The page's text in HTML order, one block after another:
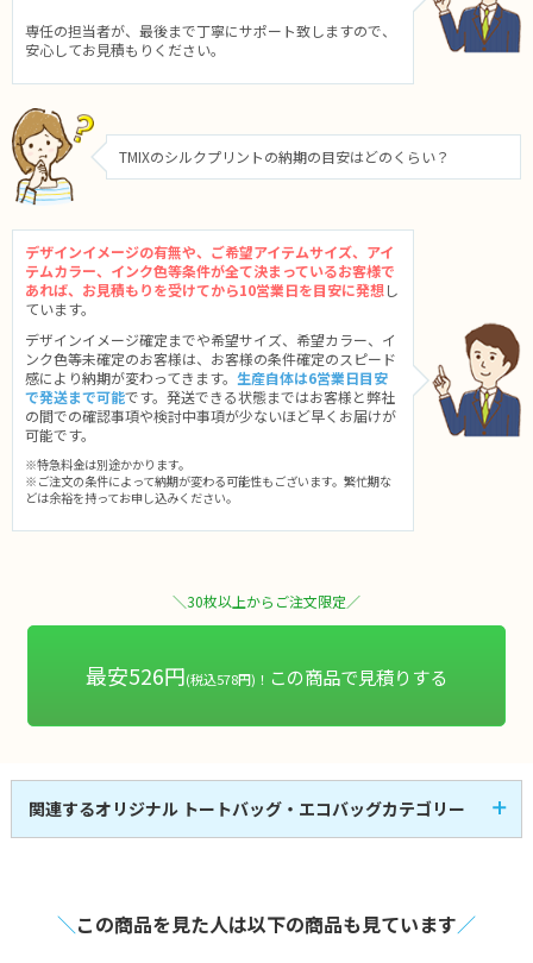
専任の担当者が、最後まで丁寧にサポート致しますので、
安心してお見積もりください。
TMIXのシルクプリントの納期の目安はどのくらい？
デザインイメージの有無や、ご希望アイテムサイズ、アイ
テムカラー、インク色等条件が全て決まっているお客様で
あれば、お見積もりを受けてから10営業日を目安に発想 し
ています。
デザインイメージ確定までや希望サイズ、希望カラー、イ
ンク色等未確定のお客様は、お客様の条件確定のスピード
感により納期が変わってきます。 生産自体は6営業日目安
で発送まで可能です。発送できる状態まではお客様と弊社
の間での確認事項や検討中事項が少ないほど早くお届けが
可能です。
※特急料金は別途かかります。
※ご注文の条件によって納期が変わる可能性もございます。繁忙期な
どは余裕を持ってお申し込みください。
＼30枚以上からご注文限定／
最安526円(税込578円)！ この商品で見積りする
関連するオリジナル トートバッグ・エコバッグカテゴリー
ナイロンバッグ
全1商品 その他素材バッグ
全21商品
＼この商品を見た人は以下の商品も見ています／